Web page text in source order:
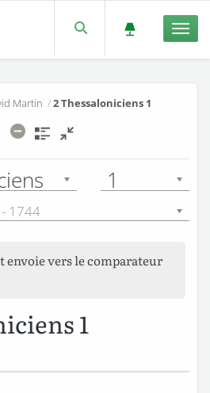
Martin /2 Thessaloniciens 1
1
1744
envoie vers le comparateur
1